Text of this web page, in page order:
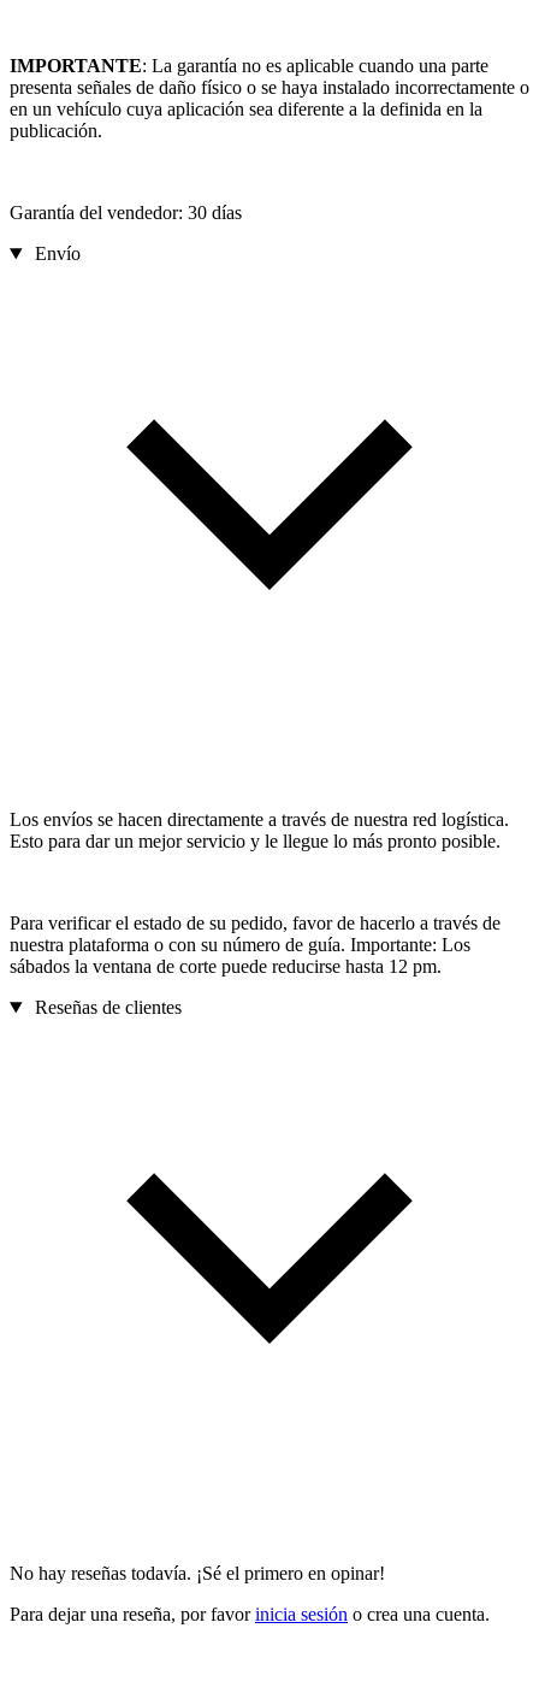
IMPORTANTE: La garantía no es aplicable cuando una parte
presenta señales de daño físico o se haya instalado incorrectamente o
en un vehículo cuya aplicación sea diferente a la definida en la
publicación.
Garantía del vendedor: 30 días
Envío
Los envíos se hacen directamente a través de nuestra red logística.
Esto para dar un mejor servicio y le llegue lo más pronto posible.
Para verificar el estado de su pedido, favor de hacerlo a través de
nuestra plataforma o con su número de guía. Importante: Los
sábados la ventana de corte puede reducirse hasta 12 pm.
Reseñas de clientes
No hay reseñas todavía. ¡Sé el primero en opinar!
Para dejar una reseña, por favorinicia sesión o crea una cuenta.